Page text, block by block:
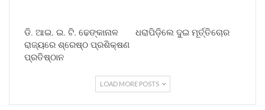
ଡି. ଆଇ. ଇ. ଟି. ଢେଙ୍କାନାଳ
ରାଜ୍ୟରେ ଶ୍ରେଷ୍ଠ ପ୍ରଶିକ୍ଷଣ
ପ୍ରତିଷ୍ଠାନ
ଧରାପିଡ଼ିଲେ ଦୁଇ ମୂର୍ତ୍ତିଚୋର
LOAD MORE POSTS